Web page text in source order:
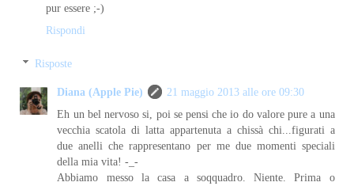
pur essere ;-)
Rispondi
Risposte
Diana (Apple Pie)
21 maggio 2013 alle ore 09:30
Eh un bel nervoso si, poi se pensi che io do valore pure a una
vecchia scatola di latta appartenuta a chissà chi...figurati a
due anelli che rappresentano per me due momenti speciali
della mia vita! -_-
Abbiamo messo la casa a soqquadro. Niente. Prima o